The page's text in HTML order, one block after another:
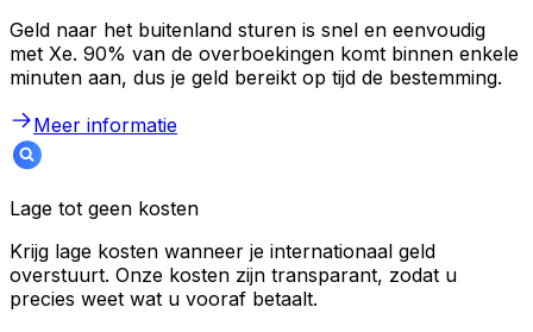
Geld naar het buitenland sturen is snel en eenvoudig
met Xe. 90% van de overboekingen komt binnen enkele
minuten aan, dus je geld bereikt op tijd de bestemming.
Meer informatie
Lage tot geen kosten
Krijg lage kosten wanneer je internationaal geld
overstuurt. Onze kosten zijn transparant, zodat u
precies weet wat u vooraf betaalt.